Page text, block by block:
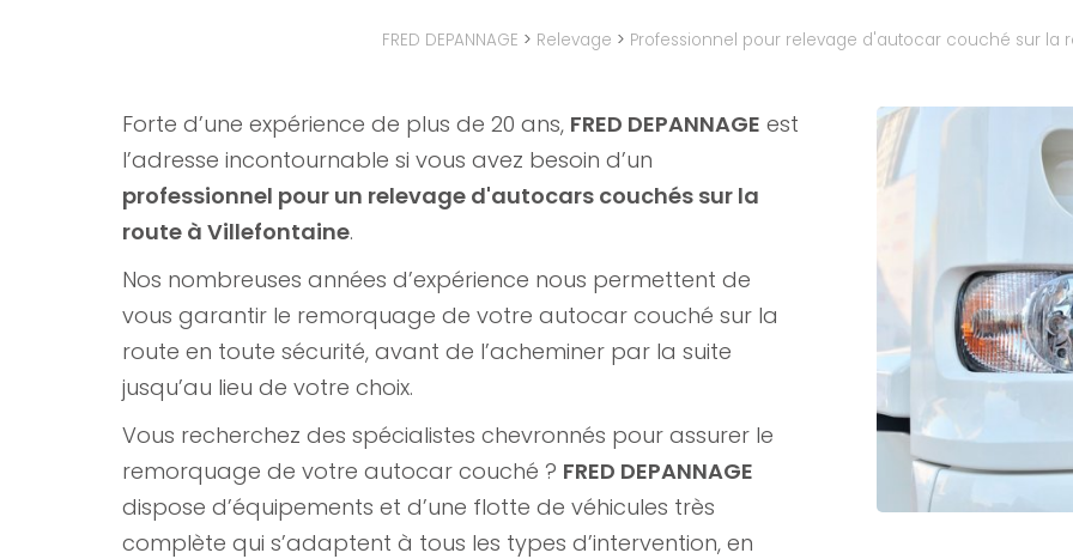
FRED DEPANNAGE > Relevage > Professionnel pour relevage d'autocar couché sur la
Forte d’une expérience de plus de 20 ans, FRED DEPANNAGE est
l’adresse incontournable si vous avez besoin d’un
professionnel pour un relevage d'autocars couchés sur la
route à Villefontaine.
Nos nombreuses années d’expérience nous permettent de
vous garantir le remorquage de votre autocar couché sur la
route en toute sécurité, avant de l’acheminer par la suite
jusqu’au lieu de votre choix.
Vous recherchez des spécialistes chevronnés pour assurer le
remorquage de votre autocar couché ? FRED DEPANNAGE
dispose d’équipements et d’une flotte de véhicules très
complète qui s’adaptent à tous les types d’intervention, en